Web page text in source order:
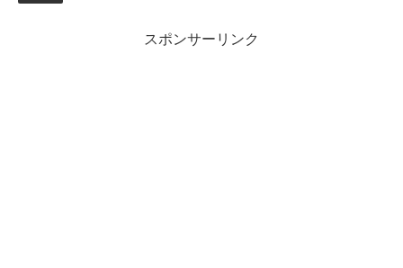
スポンサーリンク